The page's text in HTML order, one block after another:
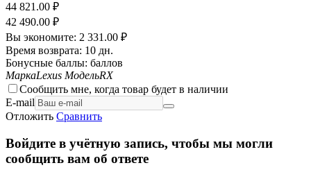
44 821.00 ₽
42 490.00 ₽
Вы экономите: 2 331.00 ₽
Время возврата: 10 дн.
Бонусные баллы: баллов
МаркаLexus МодельRX
Сообщить мне, когда товар будет в наличии
E-mail
Отложить Сравнить
Войдите в учётную запись, чтобы мы могли
сообщить вам об ответе